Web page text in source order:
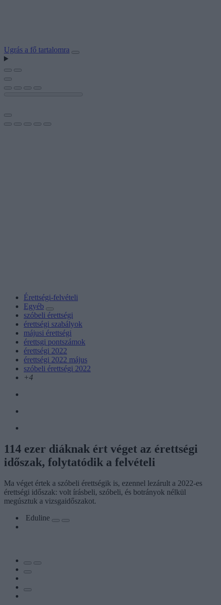
Ugrás a fő tartalomra
Érettségi-felvételi
Egyéb
szóbeli érettségi
érettségi szabályok
májusi érettségi
érettsgi pontszámok
érettségi 2022
érettségi 2022 május
szóbeli érettségi 2022
+4
114 ezer diáknak ért véget az érettségi
időszak, folytatódik a felvételi
Ma véget értek a szóbeli érettségik is, ezennel lezárult a 2022-es
érettségi időszak: volt írásbeli, szóbeli, és botrányok nélkül
megúsztuk a vizsgaidőszakot.
Eduline